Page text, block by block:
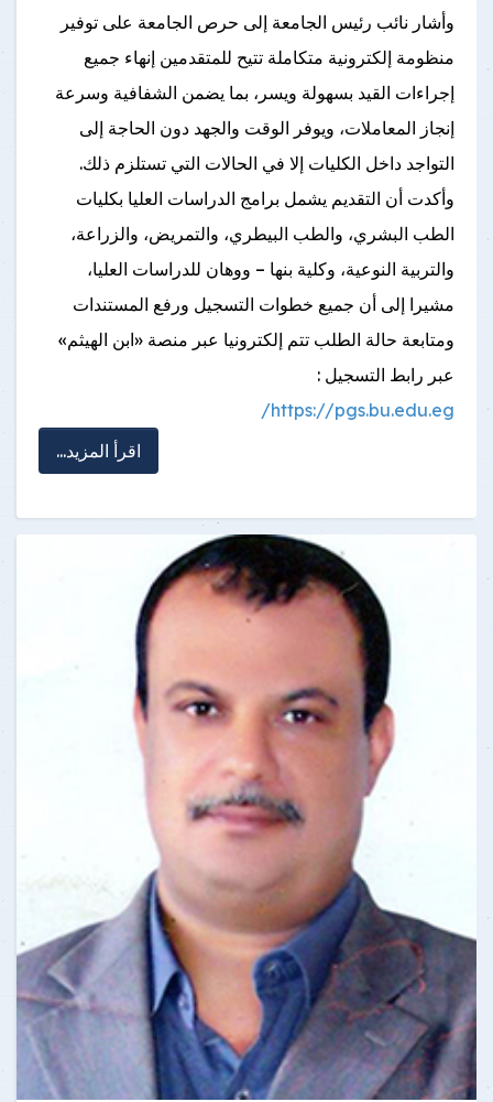
وأشار نائب رئيس الجامعة إلى حرص الجامعة على توفير
منظومة إلكترونية متكاملة تتيح للمتقدمين إنهاء جميع
إجراءات القيد بسهولة ويسر، بما يضمن الشفافية وسرعة
إنجاز المعاملات، ويوفر الوقت والجهد دون الحاجة إلى
التواجد داخل الكليات إلا في الحالات التي تستلزم ذلك.
وأكدت أن التقديم يشمل برامج الدراسات العليا بكليات
الطب البشري، والطب البيطري، والتمريض، والزراعة،
والتربية النوعية، وكلية بنها – ووهان للدراسات العليا،
مشيرا إلى أن جميع خطوات التسجيل ورفع المستندات
ومتابعة حالة الطلب تتم إلكترونيا عبر منصة «ابن الهيثم»
عبر رابط التسجيل :
https://pgs.bu.edu.eg/
اقرأ المزيد...